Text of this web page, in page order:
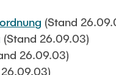
(Stand
(Stand 26.09.03)
26.09.03)